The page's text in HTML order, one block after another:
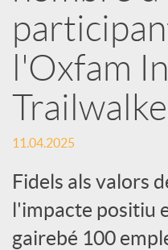
i
c
a
d
o
l'Oxfam
11.04.2025
Fidels als valors
l'impacte positiu
gairebé 100